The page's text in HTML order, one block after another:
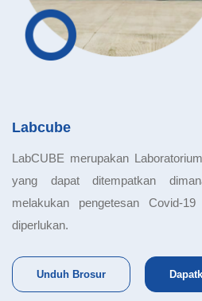
Labcube
LabCUBE merupakan
yang dapat ditempatkan
melakukan pengetesan Covid-
diperlukan.
Unduh Brosur